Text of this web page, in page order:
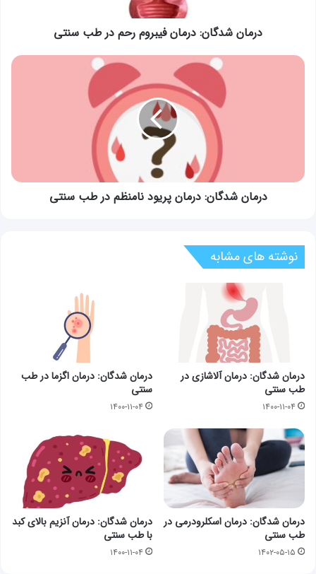
درمان شدگان: درمان فیبروم رحم در طب سنتی
درمان
درمان شدگان: درمان پریود نامنظم در طب سنتی
نوشته های مشابه
درمان شدگان: درمان آلاشازی در
طب سنتی
۱۴۰۰-۱۱-۰۴
درمان شدگان: درمان اگزما در طب
سنتی
۱۴۰۰-۱۱-۰۴
درمان شدگان: درمان اسکلرودرمی در
طب سنتی
۱۴۰۲-۰۵-۱۵
درمان شدگان: درمان آنزیم بالای کبد
با طب سنتی
۱۴۰۰-۱۱-۰۴